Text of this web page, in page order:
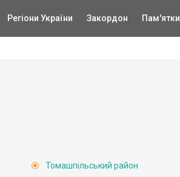
Регіони України Закордон Пам'ятки
Томашпільський район